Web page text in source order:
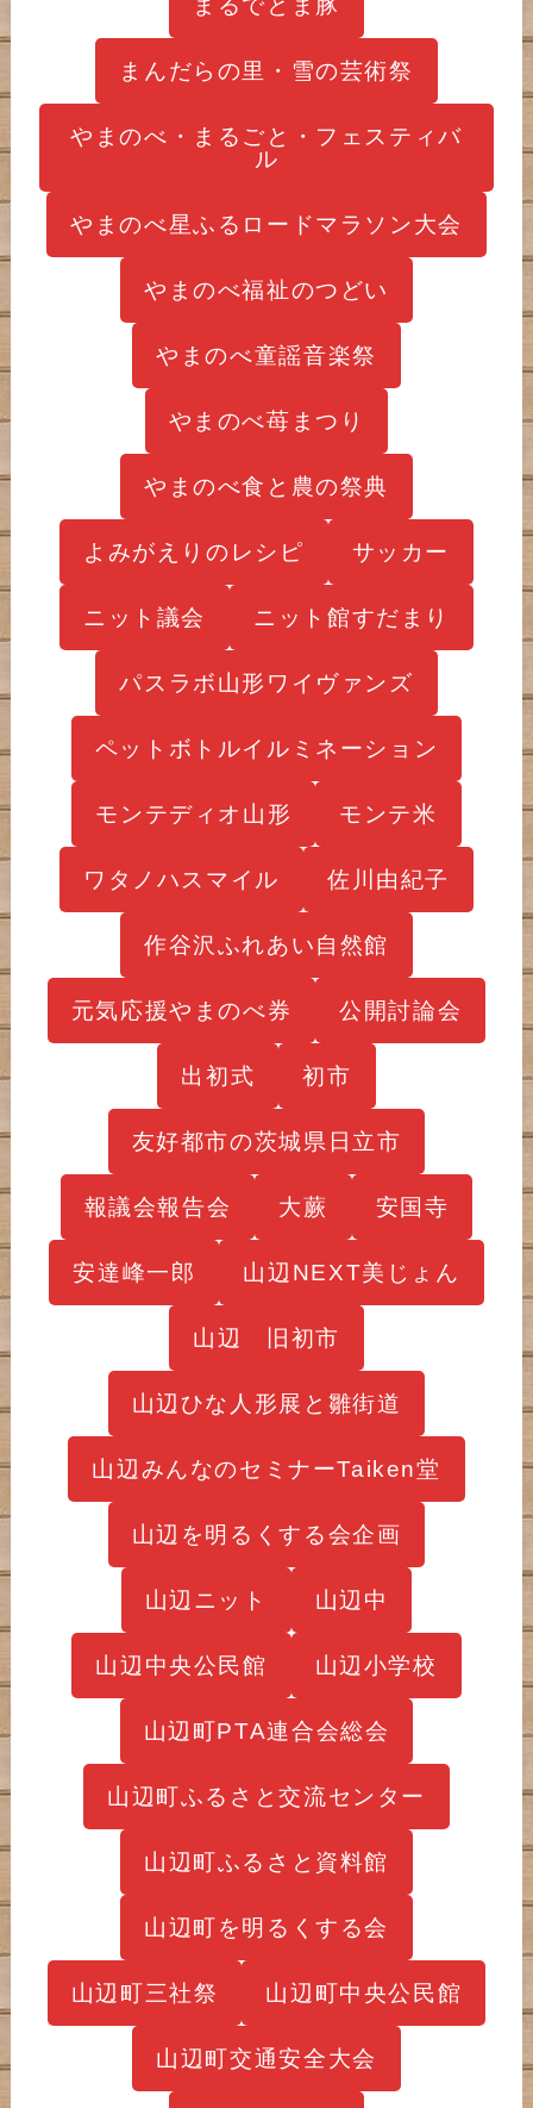
まるでとま豚
まんだらの里・雪の芸術祭
やまのべ・まるごと・フェスティバ
ル
やまのべ星ふるロードマラソン大会
やまのべ福祉のつどい
やまのべ童謡音楽祭
やまのべ苺まつり
やまのべ食と農の祭典
よみがえりのレシピ サッカー
ニット議会 ニット館すだまり
パスラボ山形ワイヴァンズ
ペットボトルイルミネーション
モンテディオ山形 モンテ米
ワタノハスマイル 佐川由紀子
作谷沢ふれあい自然館
元気応援やまのべ券 公開討論会
出初式 初市
友好都市の茨城県日立市
報議会報告会 大蕨 安国寺
安達峰一郎 山辺NEXT美じょん
山辺 旧初市
山辺ひな人形展と雛街道
山辺みんなのセミナーTaiken堂
山辺を明るくする会企画
山辺ニット 山辺中
山辺中央公民館 山辺小学校
山辺町PTA連合会総会
山辺町ふるさと交流センター
山辺町ふるさと資料館
山辺町を明るくする会
山辺町三社祭 山辺町中央公民館
山辺町交通安全大会